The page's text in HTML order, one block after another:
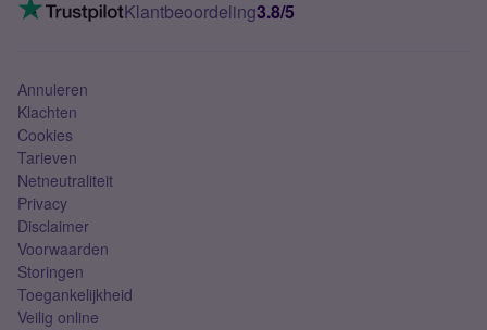
Mobiel abonnement
Klantbeoordeling3.8/5
Annuleren
Klachten
Cookies
Tarieven
Netneutraliteit
Privacy
Disclaimer
Voorwaarden
Storingen
Toegankelijkheid
Veilig online